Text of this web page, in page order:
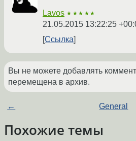
Lavos ★★★★★
21.05.2015 13:22:25
Ссылка
Вы не можете добавлять
перемещена в архив.
← General
Похожие темы